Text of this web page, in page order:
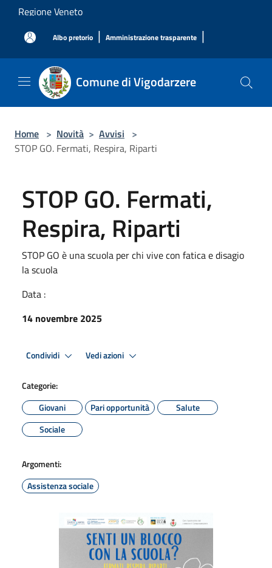
Salta al contenuto principale
Regione Veneto
Albo pretorio | Amministrazione trasparente |
Comune di Vigodarzere
Home > Novità > Avvisi >
STOP GO. Fermati, Respira, Riparti
STOP GO. Fermati,
Respira, Riparti
STOP GO è una scuola per chi vive con fatica e disagio
la scuola
Data :
14 novembre 2025
Condividi Vedi azioni
Categorie:
Giovani
Pari opportunità
Salute
Sociale
Argomenti:
Assistenza sociale